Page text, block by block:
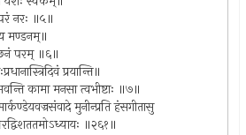
परं नरः ॥५॥
मण्डनम्॥
परम् ॥६॥
प्रयान्ति॥
कामा मनसा त्वभीष्टाः ॥७॥
मुनीन्प्रति हंसगीतासु
॥२६१॥